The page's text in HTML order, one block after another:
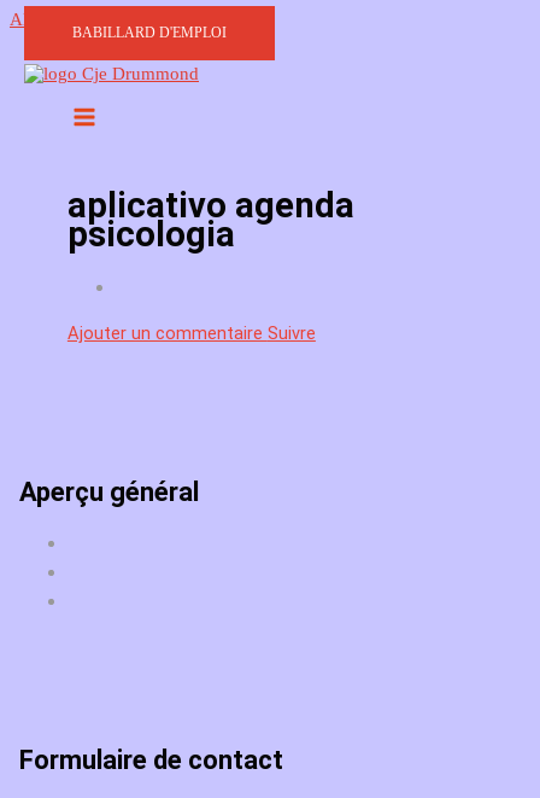
Aller au contenu
BABILLARD D'EMPLOI
aplicativo agenda
psicologia
Ajouter un commentaire Suivre
Aperçu général
Formulaire de contact